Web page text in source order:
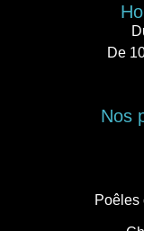
De
Nos
Poêles